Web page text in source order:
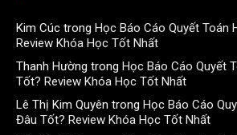
Kim Cúc trong Học Báo Cáo Quyết Toán
Review Khóa Học Tốt Nhất
Thanh Hường trong Học Báo Cáo Quyết
Tốt? Review Khóa Học Tốt Nhất
Lê Thị Kim Quyên trong Học Báo Cáo
Đâu Tốt? Review Khóa Học Tốt Nhất